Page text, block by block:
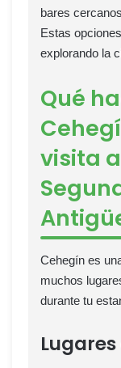
bares
Estas
explorando la
Qué
visita
Cehegín es
muchos
durante tu